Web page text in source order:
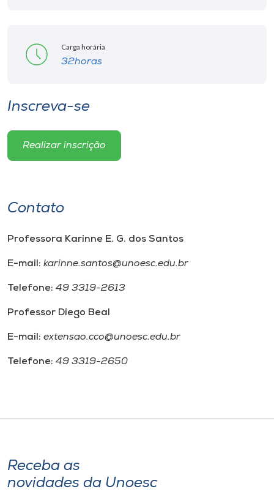
Carga horária
32horas
Inscreva-se
Realizar inscrição
Contato
Professora Karinne E. G. dos Santos
E-mail: karinne.santos@unoesc.edu.br
Telefone: 49 3319-2613
Professor Diego Beal
E-mail: extensao.cco@unoesc.edu.br
Telefone: 49 3319-2650
Receba as
novidades da Unoesc